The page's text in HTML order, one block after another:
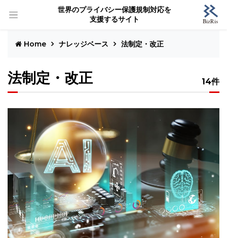
世界のプライバシー保護規制対応を
支援するサイト
Home ナレッジベース 法制定・改正
法制定・改正 14件